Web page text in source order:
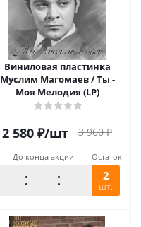
Виниловая пластинка
Муслим Магомаев / Ты -
Моя Мелодия (LP)
2 580 ₽/шт 3 960₽
До конца акции Остаток
2
шт.